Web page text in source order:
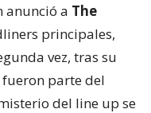
anunció a The
principales,
vez, tras su
parte del
del line up se